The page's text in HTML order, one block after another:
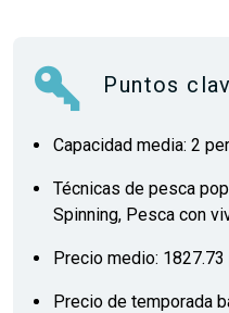
Puntos
Capacidad media: 2
Técnicas de pesca
Spinning, Pesca con
Precio medio: 1827.73
Precio de temporada